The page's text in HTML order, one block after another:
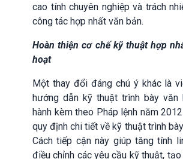
cao tính chuyên nghiệp và trách
công tác hợp nhất văn bản.
Hoàn thiện cơ chế kỹ thuật hợp
hoạt
Một thay đổi đáng chú ý khác là
hướng dẫn kỹ thuật trình bày văn
hành kèm theo Pháp lệnh năm
quy định chi tiết về kỹ thuật trình
Cách tiếp cận này giúp tăng tính
điều chỉnh các yêu cầu kỹ thuật,